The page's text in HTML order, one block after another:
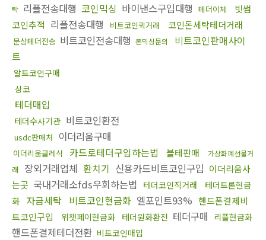
탁 리플전송대행 코인믹싱 바이낸스구입대행 테더이체
빗썸
코인추적 리플전송대행 비트코인퀵거래 코인돈세탁테더거래
문상테더전송 비트코인전송대행 돈믹싱문의
비트코인판매사이
트
알트코인구매
상코
테더매입
테더수사기관 비트코인환전
usdc판매처 이더리움구매
이더리움클레식 카드로테더구입하는법 블테판매
가상화폐선물거
래
장외거래업체 환치기 신용카드비트코인구입 이더리움사
는곳 국내거래소fds우회하는법 테더코인직거래
테더트론현금
화 자금세탁 비트코인현금화 엘포인트93% 핸드폰결제비
트코인구입
위챗페이현금화 테더원화환전 테더구매 리플현금화
핸드폰결제테더전환 비트코인매입